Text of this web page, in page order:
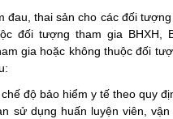
đau, thai sản cho các đối
đối tượng tham gia BHXH,
gia hoặc không thuộc đối
độ bảo hiểm y tế theo quy
sử dụng huấn luyện viên,